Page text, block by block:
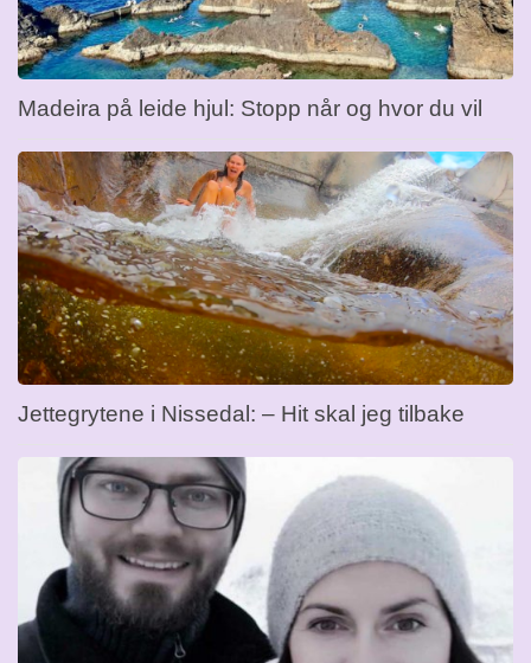
Madeira på leide hjul: Stopp når og hvor du vil
Jettegrytene i Nissedal: – Hit skal jeg tilbake